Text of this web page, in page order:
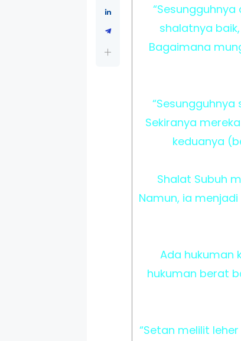
shalatnya
Bagaimana
Sekiranya
keduanya
Shalat Subuh
Namun, ia
Ada hukuman
hukuman berat
“Setan melilit